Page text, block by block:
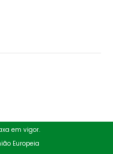
em vigor.
Europeia